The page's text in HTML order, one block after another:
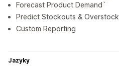
Forecast Product Demand`
Predict Stockouts & Overstock
Custom Reporting
Jazyky